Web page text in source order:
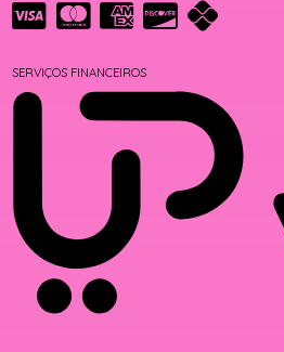
SERVIÇOS FINANCEIROS